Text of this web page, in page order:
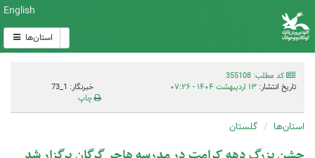
English
استان‌ها
کد مطلب: 355108
تاریخ انتشار: ۱۳ اردیبهشت ۱۴۰۴ - ۰۷:۲۶
خبرنگار: 1_73
چاپ
استان‌ها گلستان